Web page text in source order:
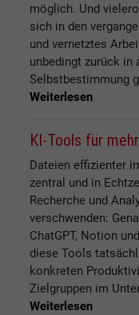
möglich. Und
sich in den
und vernetztes
unbedingt zurück in
Selbstbestimmung
Weiterlesen
KI-Tools für
Dateien effizienter
zentral und in
Recherche und
verschwenden:
ChatGPT, Notion
diese Tools
konkreten
Zielgruppen im
Weiterlesen